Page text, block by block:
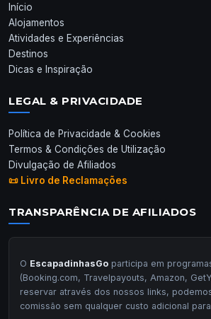
Início
Alojamentos
Atividades e Experiências
Destinos
Dicas e Inspiração
LEGAL & PRIVACIDADE
Política de Privacidade & Cookies
Termos & Condições de Utilização
Divulgação de Afiliados
📜 Livro de Reclamações
TRANSPARÊNCIA DE AFILIADOS
O EscapadinhasGo participa em
(Booking.com, Travelpayouts, Amazon,
reservar através dos nossos links,
comissão sem qualquer custo adicional